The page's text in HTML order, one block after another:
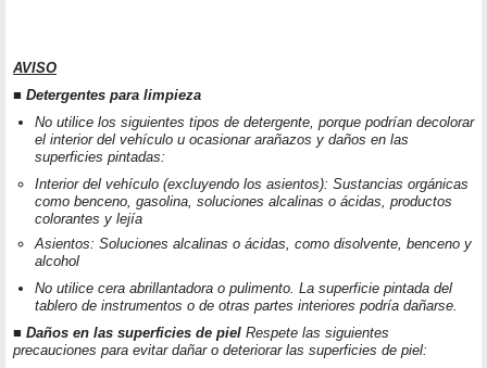
AVISO
■ Detergentes para limpieza
No utilice los siguientes tipos de detergente, porque podrían decolorar
el interior del vehículo u ocasionar arañazos y daños en las
superficies pintadas:
Interior del vehículo (excluyendo los asientos): Sustancias orgánicas
como benceno, gasolina, soluciones alcalinas o ácidas, productos
colorantes y lejía
Asientos: Soluciones alcalinas o ácidas, como disolvente, benceno y
alcohol
No utilice cera abrillantadora o pulimento. La superficie pintada del
tablero de instrumentos o de otras partes interiores podría dañarse.
■ Daños en las superficies de piel Respete las siguientes
precauciones para evitar dañar o deteriorar las superficies de piel: